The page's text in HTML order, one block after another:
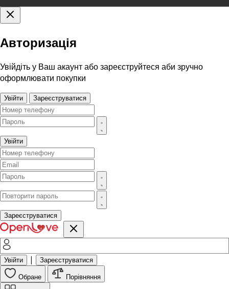
Авторизація
Увійдіть у Ваш акаунт або зареєструйтеся аби зручно
оформлювати покупки
Увійти Зареєструватися
Увійти
Зареєструватися
Увійти | Зареєструватися
Обране Порівняння